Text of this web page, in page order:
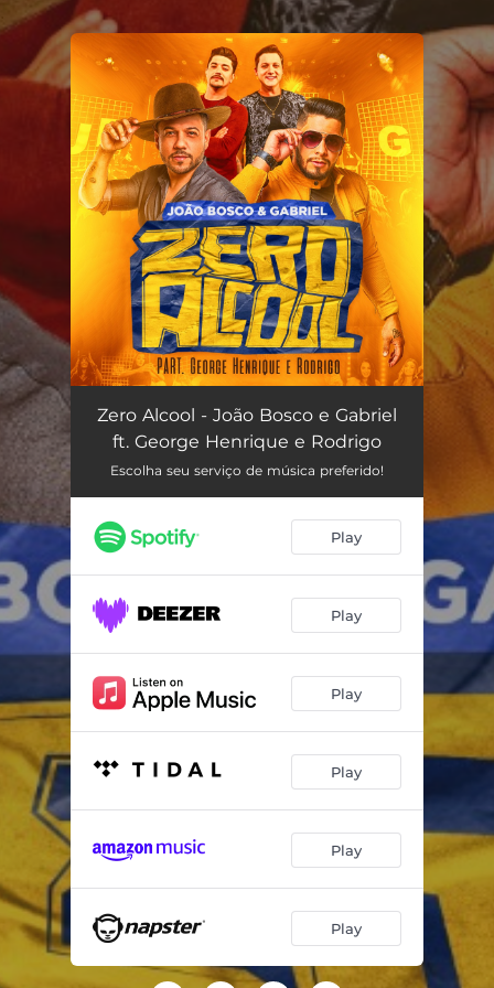
You're all set!
Zero Álcool (feat. George Henrique & Rodrigo) 02:57
Zero Alcool - João Bosco e Gabriel
ft. George Henrique e Rodrigo
Escolha seu serviço de música preferido!
Play
Play
Play
Play
Play
Play